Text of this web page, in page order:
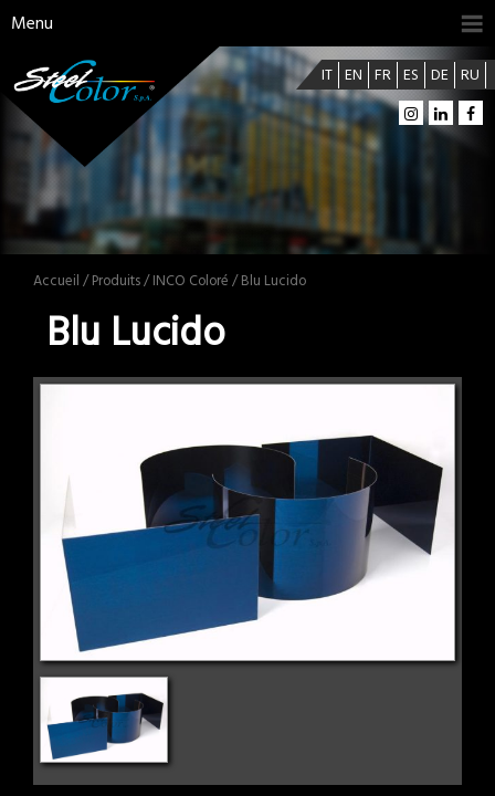
Menu
IT EN FR ES DE RU
Accueil /Produits/INCO Coloré / Blu Lucido
Blu Lucido